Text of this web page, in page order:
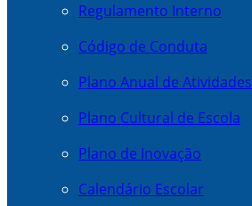
Regulamento Interno
Código de Conduta
Plano Anual de Atividades
Plano Cultural de Escola
Plano de Inovação
Calendário Escolar